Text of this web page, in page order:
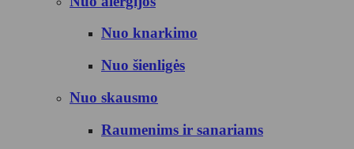
Nuo knarkimo
Nuo šienligės
Nuo skausmo
Raumenims ir sanariams